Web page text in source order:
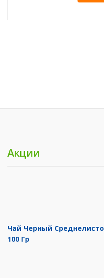
Акции
Чай Черный
100 Гр